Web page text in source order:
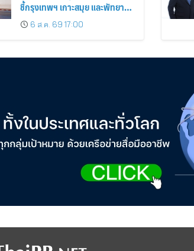
ชี้กรุงเทพฯ เกาะสมุย และพัทยา
ติดอันดับเมืองยอดนิยม
6 ส.ค. 69 17:00